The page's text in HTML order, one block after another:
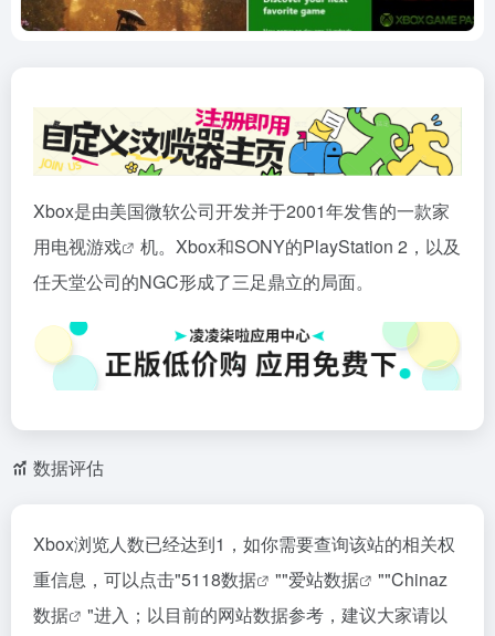
Xbox是由美国微软公司开发并于2001年发售的一款家
用电视游戏
机。Xbox和SONY的PlayStation 2，以及
任天堂公司的NGC形成了三足鼎立的局面。
数据评估
Xbox浏览人数已经达到1，如你需要查询该站的相关权
重信息，可以点击"5118数据 ""爱站数据 ""Chinaz
数据
"进入；以目前的网站数据参考，建议大家请以